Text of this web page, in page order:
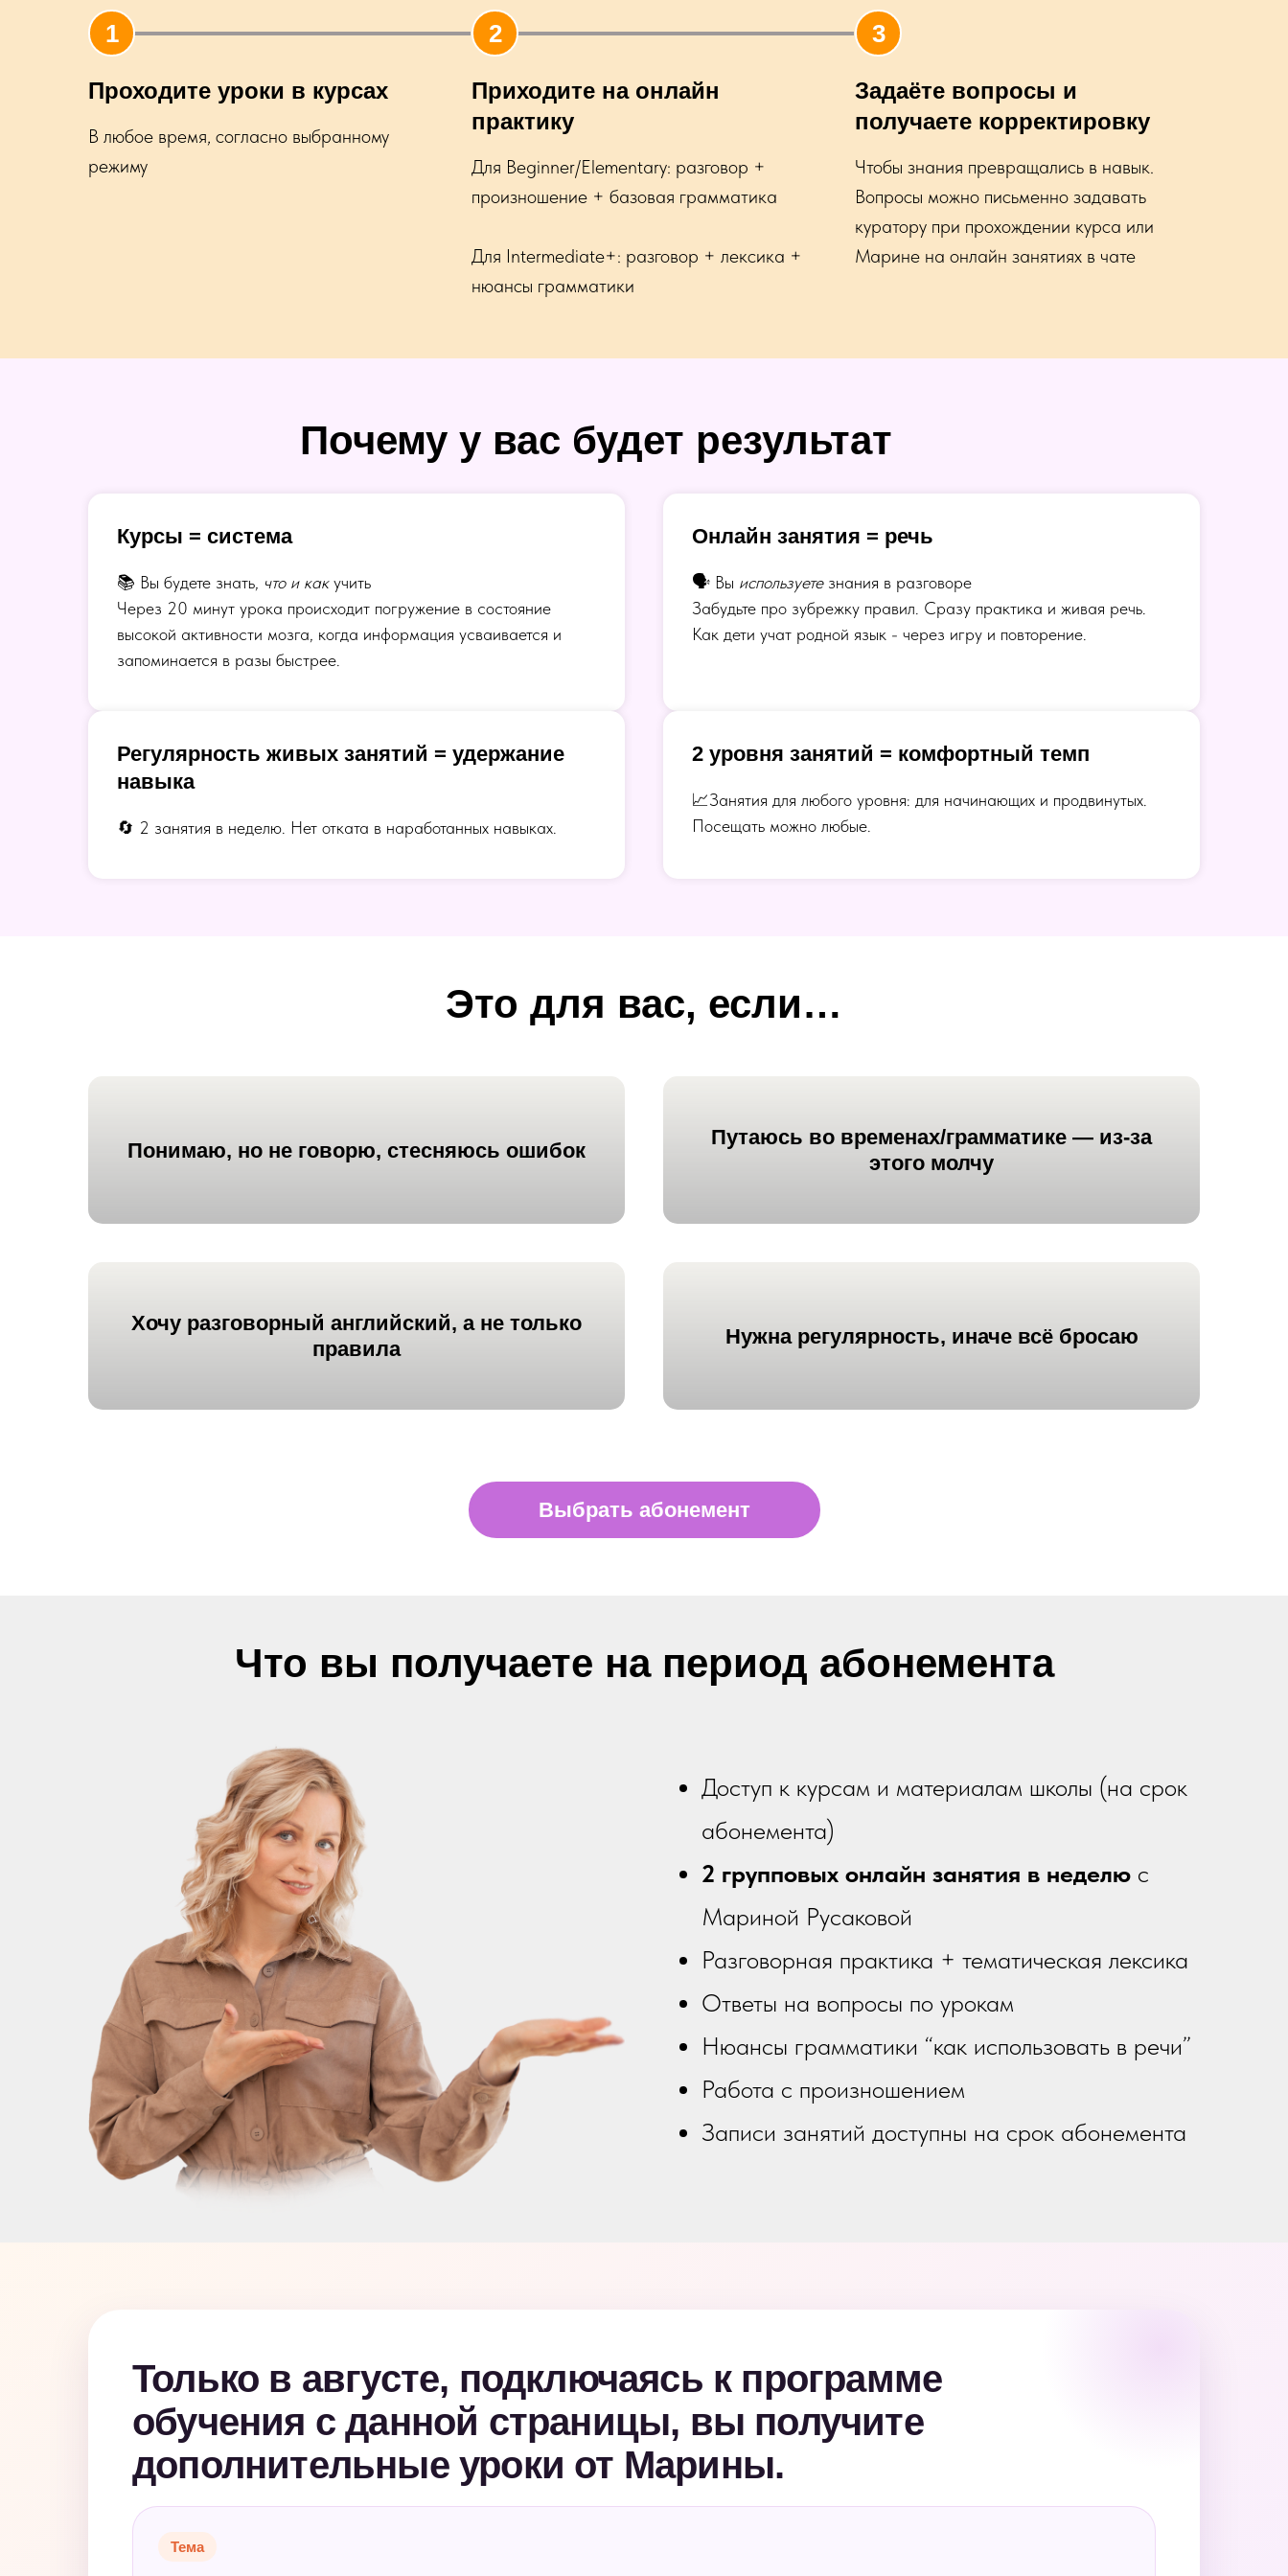
Проходите уроки в курсах
В любое время, согласно выбранному
режиму
Приходите на онлайн
практику
Для Beginner/Elementary: разговор +
произношение + базовая грамматика
Для Intermediate+: разговор + лексика +
нюансы грамматики
Задаёте вопросы и
получаете корректировку
Чтобы знания превращались в навык.
Вопросы можно письменно задавать
куратору при прохождении курса или
Марине на онлайн занятиях в чате
Почему у вас будет результат
Курсы = система
📚 Вы будете знать, что и какучить
Через 20 минут урока происходит погружение в состояние
высокой активности мозга, когда информация усваивается и
запоминается в разы быстрее.
Онлайн занятия = речь
🗣 Вы используетезнания в разговоре
Забудьте про зубрежку правил. Сразу практика и живая речь.
Как дети учат родной язык - через игру и повторение.
Регулярность живых занятий = удержание
навыка
🔄 2 занятия в неделю. Нет отката в наработанных навыках.
2 уровня занятий = комфортный темп
📈Занятия для любого уровня: для начинающих и продвинутых.
Посещать можно любые.
Это для вас, если…
Понимаю, но не говорю, стесняюсь ошибок
Путаюсь во временах/грамматике — из-за
этого молчу
Хочу разговорный английский, а не только
правила
Нужна регулярность, иначе всё бросаю
Выбрать абонемент
Что вы получаете на период абонемента
Доступ к курсам и материалам школы (на срок
абонемента)
2 групповых онлайн занятия в неделю с
Мариной Русаковой
Разговорная практика + тематическая лексика
Ответы на вопросы по урокам
Нюансы грамматики “как использовать в речи”
Работа с произношением
Записи занятий доступны на срок абонемента
Только в августе, подключаясь к программе
обучения с данной страницы, вы получите
дополнительные уроки от Марины.
Тема